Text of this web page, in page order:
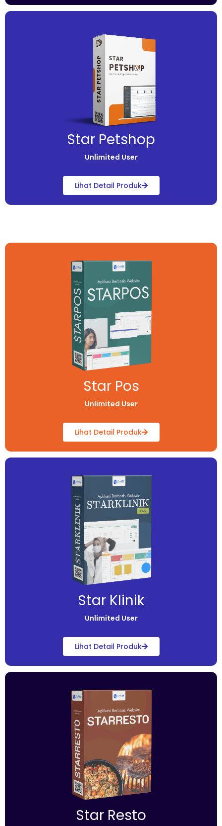
Star Petshop
Unlimited User
Lihat Detail Produk
Star Pos
Unlimited User
Lihat Detail Produk
Star Klinik
Unlimited User
Lihat Detail Produk
Star Resto